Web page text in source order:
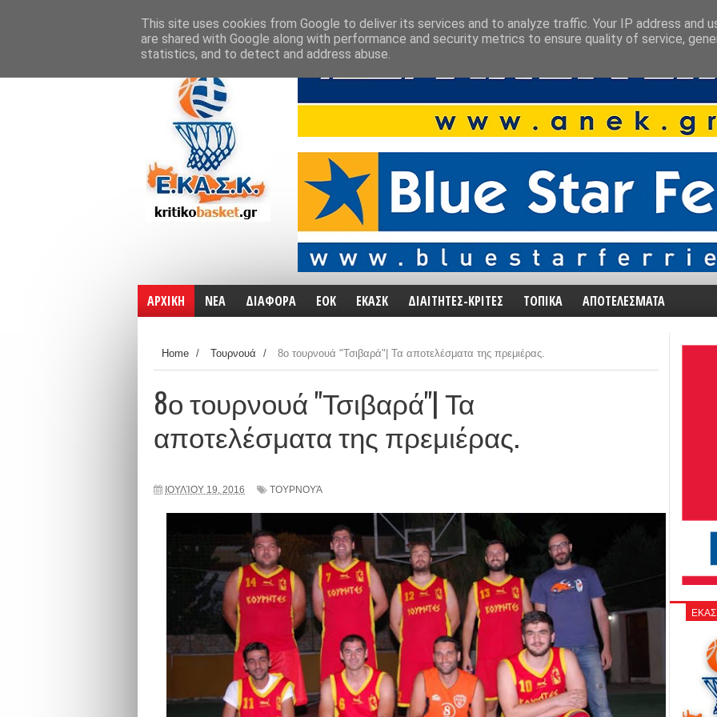
ΑΡΧΙΚΗ ΝΕΑ ΔΙΑΦΟΡΑ ΕΟΚ ΕΚΑΣΚ ΔΙΑΙΤΗΤΕΣ-ΚΡΙΤΕΣ ΤΟΠΙΚΑ ΑΠΟΤΕΛΕΣΜΑΤΑ
Home / Τουρνουά / 8ο τουρνουά "Τσιβαρά"| Τα αποτελέσματα της πρεμιέρας.
8ο τουρνουά "Τσιβαρά"| Τα
αποτελέσματα της πρεμιέρας.
ΙΟΥΛΊΟΥ 19, 2016 ΤΟΥΡΝΟΥΆ
This site uses cookies from Google to deliver its services and to analyze traffic. Your IP address and
are shared with Google along with performance and security metrics to ensure quality of service,
statistics, and to detect and address abuse.